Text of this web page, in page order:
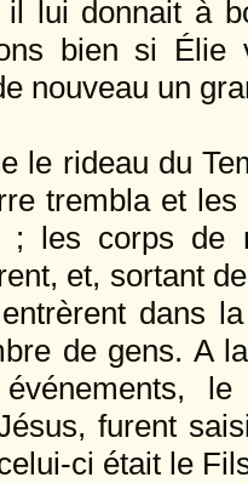
il lui donnait à
bien si Élie
nouveau un
le rideau du
trembla et
; les corps de
et, sortant
dans
de gens. A
furent
ci était le